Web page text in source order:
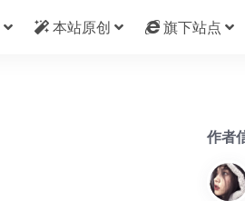
本站原创 旗下站点
作者